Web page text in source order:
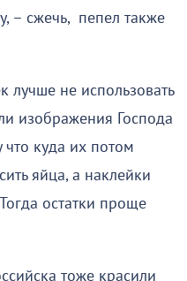
– сжечь, пепел также
лучше не использовать
изображения Господа
куда их потом
яйца, а наклейки
остатки проще
тоже красили